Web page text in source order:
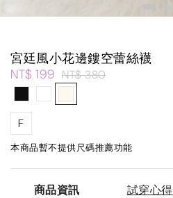
宮廷風小花邊鏤空蕾絲襪
NT$ 199 NT$ 380
F
本商品暫不提供尺碼推薦功能
商品資訊 試穿心得